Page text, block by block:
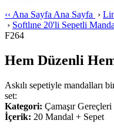
‹‹ Ana Sayfa Ana Sayfa ›
› Softlıne 20'li Sepetli
F264
Hem Düzenli
Askılı sepetiyle mandalları
set:
Kategori: Çamaşır Gereçleri
İçerik: 20 Mandal + Sepet